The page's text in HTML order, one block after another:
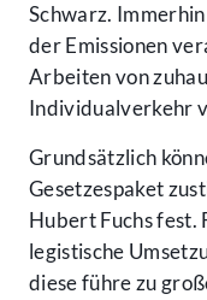
Schwarz.
der Emissionen
Arbeiten von
Individualverkehr
Grundsätzlich
Gesetzespaket
Hubert Fuchs fest.
legistische
diese führe zu